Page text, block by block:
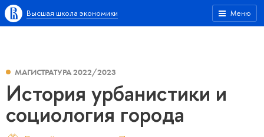
Меню
Высшая школа экономики
МАГИСТРАТУРА 2022/2023
История урбанистики и
социология города